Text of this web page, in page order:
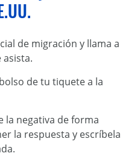
de migración y llama a
de tu tiquete a la
la negativa de forma
la respuesta y escríbela